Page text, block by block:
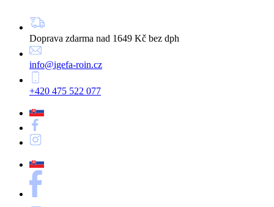
Doprava zdarma nad 1649 Kč bez dph
info@igefa-roin.cz
+420 475 522 077